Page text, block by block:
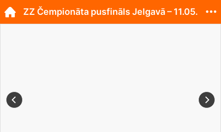
ZZ Čempionāta pusfināls Jelgavā – 11.05.